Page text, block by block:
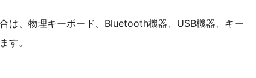
は、物理キーボード、Bluetooth機器、USB機器、キー
す。